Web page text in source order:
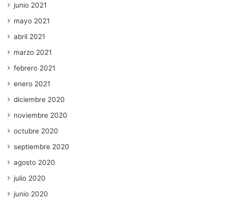
junio 2021
mayo 2021
abril 2021
marzo 2021
febrero 2021
enero 2021
diciembre 2020
noviembre 2020
octubre 2020
septiembre 2020
agosto 2020
julio 2020
junio 2020